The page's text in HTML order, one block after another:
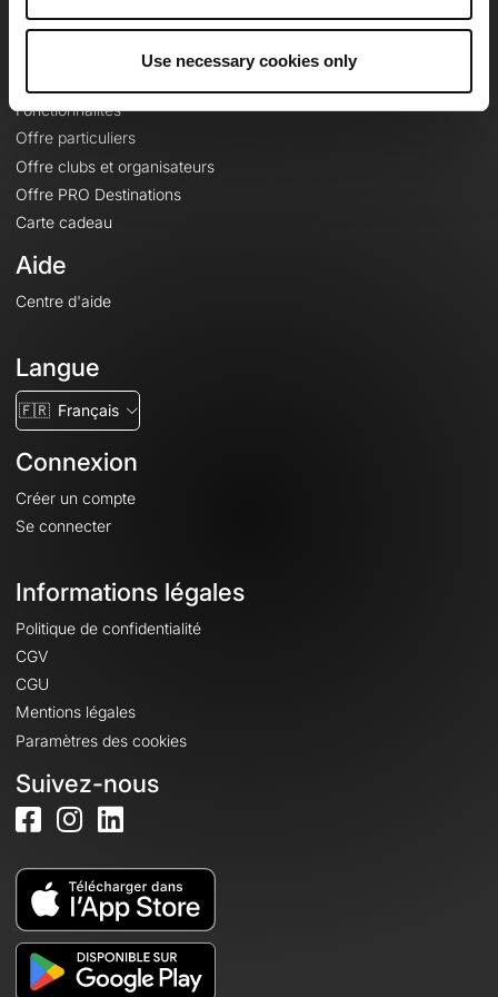
Use necessary cookies only
Fonctionnalités
Offre particuliers
Offre clubs et organisateurs
Offre PRO Destinations
Carte cadeau
Aide
Centre d'aide
Langue
🇫🇷 Français
Connexion
Créer un compte
Se connecter
Informations légales
Politique de confidentialité
CGV
CGU
Mentions légales
Paramètres des cookies
Suivez-nous